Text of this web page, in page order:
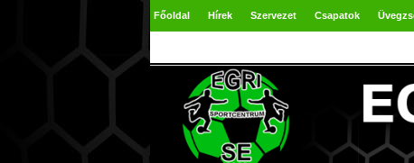
Főoldal Hírek Szervezet Csapatok